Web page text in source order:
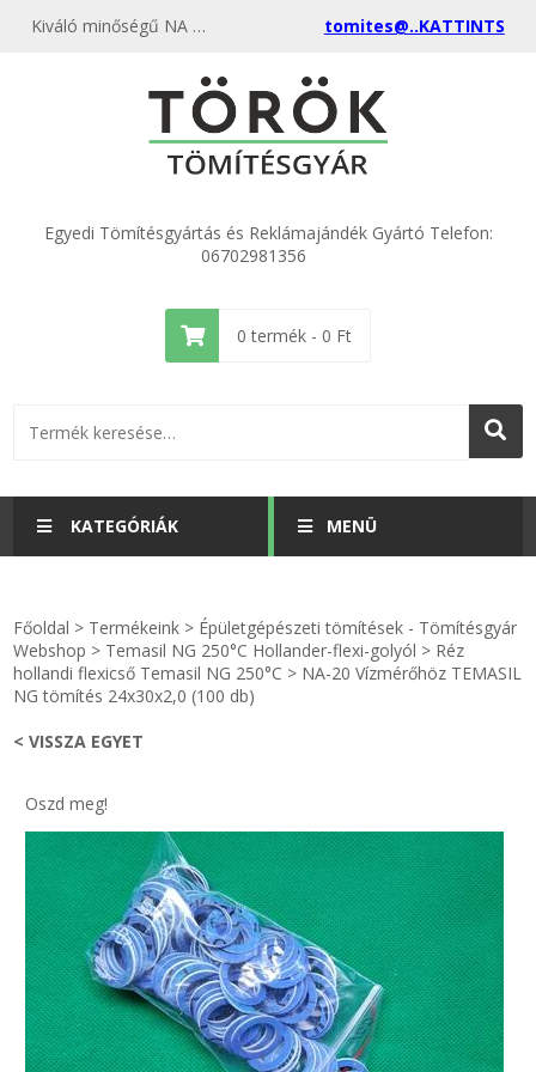
Kiváló minőségű NA 20 Vízmérő TEMASIL NG szerelvény tömítés 24x30x2,0 kedvező áron a Tömítésgyárban tomites@..KATTINTS
Egyedi Tömítésgyártás és Reklámajándék Gyártó Telefon:
06702981356
0 termék - 0 Ft
KATEGÓRIÁK
KULCSTARTÓ - KULCSKARIKA
HŰTŐMÁGNES KERET - FÓLIA
IPARI KARIMA TÖMÍTÉS
TÖMÍTŐ TÁBLA - SZIGETELŐ LEMEZ
GUMILEMEZ - FILC - HÓTOLÓ
TÖMÍTŐ ZSINÓR - RAGASZTÓ
MENÜ
videók
Egyedi gyártás
Hírek
Kapcsolat
ÁSZF
Főoldal > Termékeink > Épületgépészeti tömítések - Tömítésgyár
Webshop > Temasil NG 250°C Hollander-flexi-golyól > Réz
hollandi flexicső Temasil NG 250°C > NA-20 Vízmérőhöz TEMASIL
NG tömítés 24x30x2,0 (100 db)
< VISSZA EGYET
Oszd meg!